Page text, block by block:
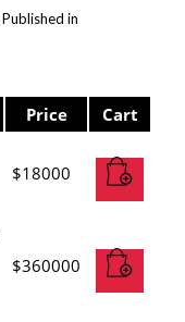
Published in
Price
Cart
$18000
$360000